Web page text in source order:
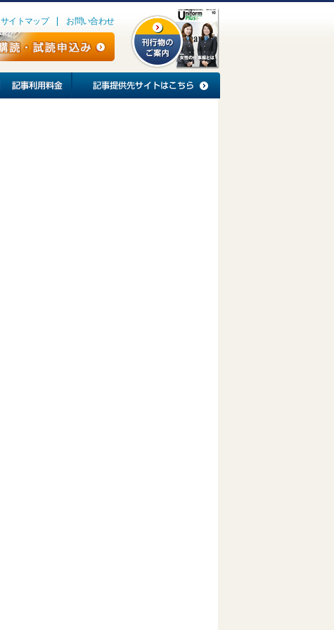
サイトマップ お問い合わせ